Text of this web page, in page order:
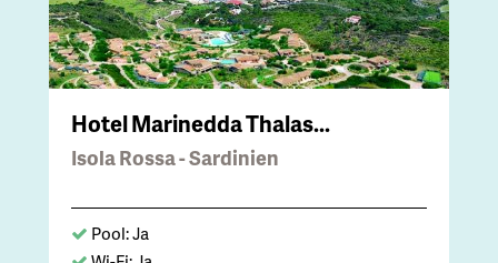
Hotel Marinedda Thalas...
Isola Rossa - Sardinien
Pool: Ja